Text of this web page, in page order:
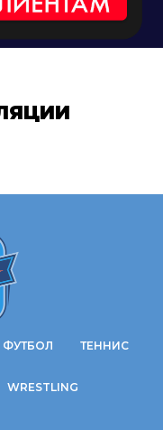
ФУТБОЛ ТЕННИС
WRESTLING